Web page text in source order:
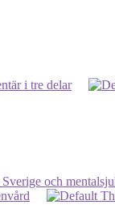
i tre delar
och